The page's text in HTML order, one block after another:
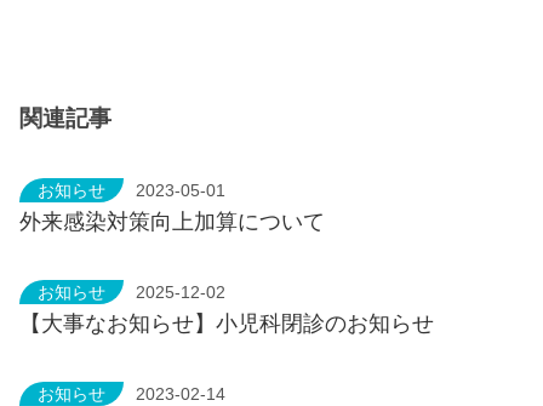
関連記事
お知らせ 2023-05-01
外来感染対策向上加算について
お知らせ 2025-12-02
【大事なお知らせ】小児科閉診のお知らせ
お知らせ 2023-02-14